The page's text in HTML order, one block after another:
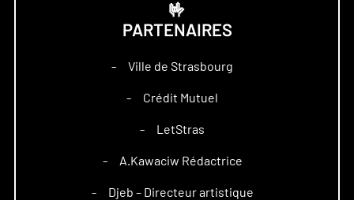
🤟
PARTENAIRES
– Ville de Strasbourg
– Crédit Mutuel
– LetStras
– A.Kawaciw Rédactrice
– Djeb – Directeur artistique